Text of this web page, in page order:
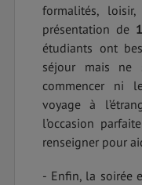
formalités,
présentation de
étudiants ont
séjour mais ne
commencer ni
voyage à
l’occasion
renseigner pour
- Enfin, la soirée